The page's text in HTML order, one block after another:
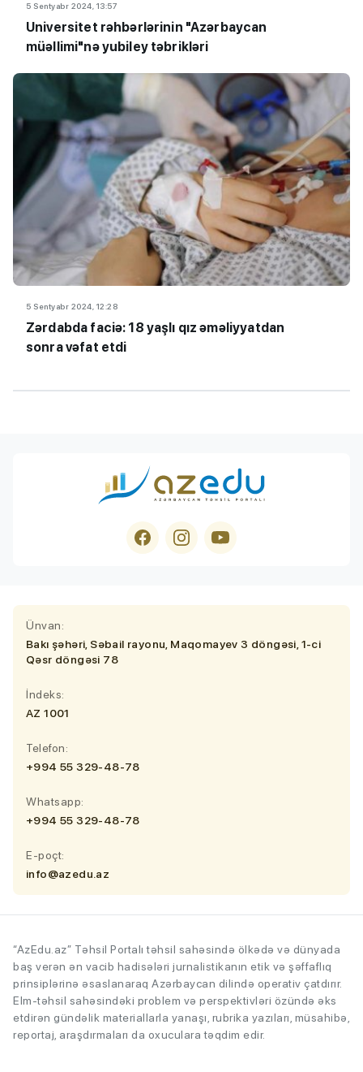
5 Sentyabr 2024, 13:57
Universitet rəhbərlərinin "Azərbaycan
müəllimi"nə yubiley təbrikləri
5 Sentyabr 2024, 12:28
Zərdabda faciə: 18 yaşlı qız əməliyyatdan
sonra vəfat etdi
Ünvan:
Bakı şəhəri, Səbail rayonu, Maqomayev 3 döngəsi, 1-ci
Qəsr döngəsi 78
İndeks:
AZ 1001
Telefon:
+994 55 329-48-78
Whatsapp:
+994 55 329-48-78
E-poçt:
info@azedu.az
“AzEdu.az” Təhsil Portalı təhsil sahəsində ölkədə və dünyada
baş verən ən vacib hadisələri jurnalistikanın etik və şəffaflıq
prinsiplərinə əsaslanaraq Azərbaycan dilində operativ çatdırır.
Elm-təhsil sahəsindəki problem və perspektivləri özündə əks
etdirən gündəlik materiallarla yanaşı, rubrika yazıları, müsahibə,
reportaj, araşdırmaları da oxuculara təqdim edir.